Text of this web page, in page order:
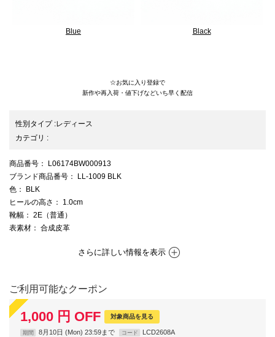
Blue Black
☆お気に入り登録で
新作や再入荷・値下げなどいち早く配信
性別タイプ:レディース
カテゴリ :
商品番号 ： L06174BW000913
ブランド商品番号 ： LL-1009 BLK
色 ： BLK
ヒールの高さ ： 1.0cm
靴幅 ： 2E（普通）
表素材 ： 合成皮革
さらに詳しい情報を表示
ご利用可能なクーポン
1,000 円 OFF 対象商品を見る
期間 8月10日 (Mon) 23:59まで コード
LCD2608A